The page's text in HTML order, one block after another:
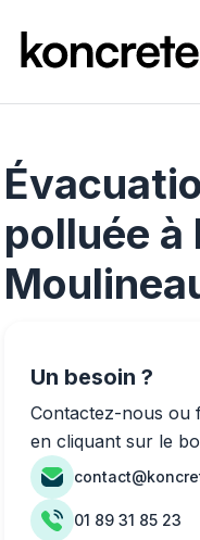
polluée
Un besoin ?
Contactez-nous ou
en cliquant sur le
01 89 31 85 23